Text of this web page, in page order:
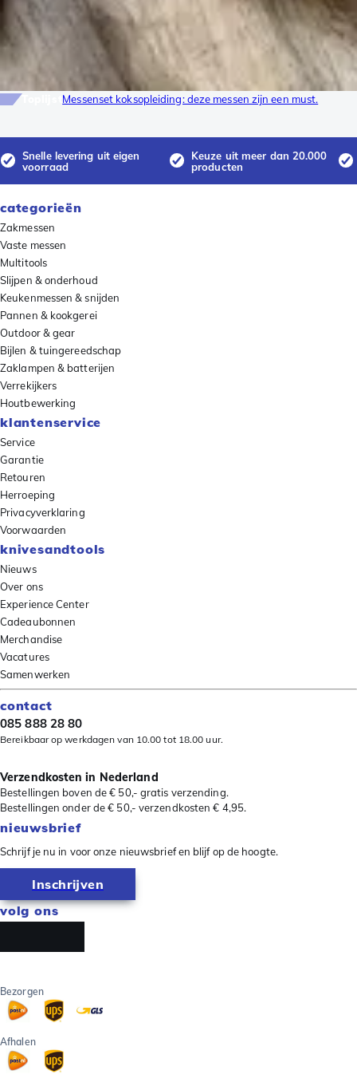
Messenset koksopleiding: deze messen zijn een must.
Snelle levering uit eigen
voorraad
Keuze uit meer dan 20.000
producten
categorieën
Zakmessen
Vaste messen
Multitools
Slijpen & onderhoud
Keukenmessen & snijden
Pannen & kookgerei
Outdoor & gear
Bijlen & tuingereedschap
Zaklampen & batterijen
Verrekijkers
Houtbewerking
klantenservice
Service
Garantie
Retouren
Herroeping
Privacyverklaring
Voorwaarden
knivesandtools
Nieuws
Over ons
Experience Center
Cadeaubonnen
Merchandise
Vacatures
Samenwerken
contact
085 888 28 80
Bereikbaar op werkdagen van 10.00 tot 18.00 uur.
Verzendkosten in Nederland
Bestellingen boven de € 50,- gratis verzending.
Bestellingen onder de € 50,- verzendkosten € 4,95.
nieuwsbrief
Schrijf je nu in voor onze nieuwsbrief en blijf op de hoogte.
Inschrijven
volg ons
Bezorgen
Afhalen